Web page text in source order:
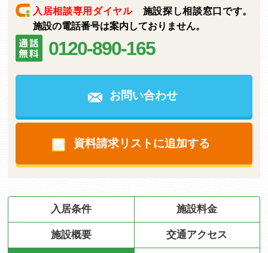
入居相談専用ダイヤル施設探し相談窓口です。
施設の電話番号は案内しておりません。
0120-890-165
お問い合わせ
資料請求リストに追加する
入居条件 施設料金
施設概要 交通アクセス